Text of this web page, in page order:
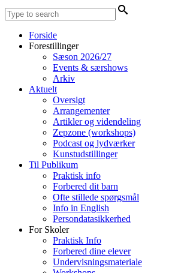
Forside
Forestillinger
Sæson 2026/27
Events & særshows
Arkiv
Aktuelt
Oversigt
Arrangementer
Artikler og videndeling
Zepzone (workshops)
Podcast og lydværker
Kunstudstillinger
Til Publikum
Praktisk info
Forbered dit barn
Ofte stillede spørgsmål
Info in English
Persondatasikkerhed
For Skoler
Praktisk Info
Forbered dine elever
Undervisningsmateriale